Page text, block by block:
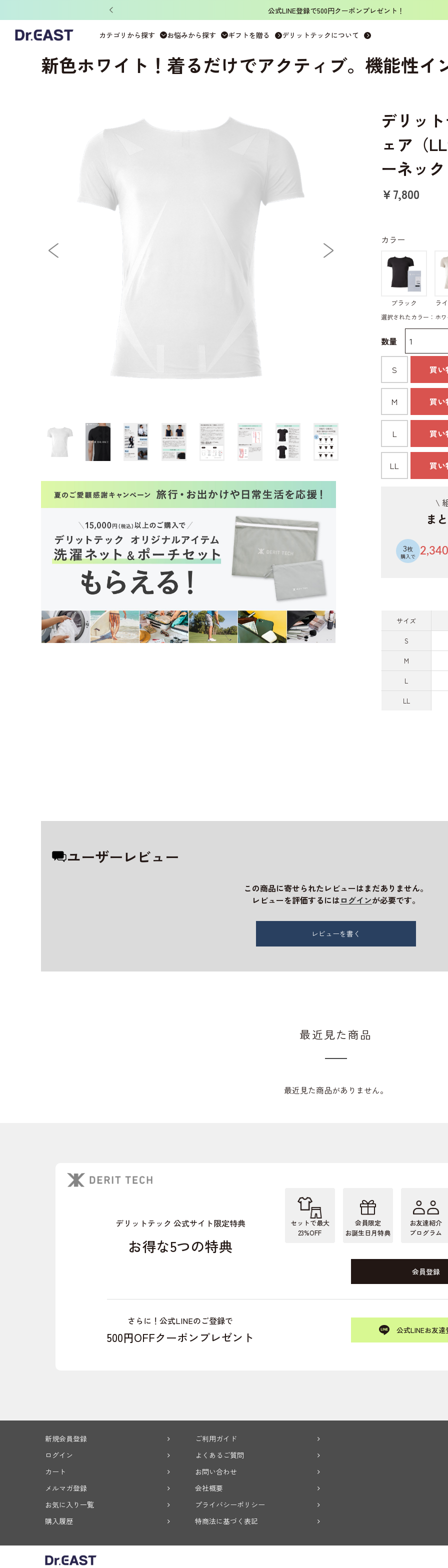
公式LINE登録で500円クーポンプレゼント！
カテゴリから探す お悩みから探す ギフトを贈る デリットテックについて
DERIT TECH デリットテック 機能性インナーウェア（LLサイズ） ホワイト
新色ホワイト！着るだけでアクティブ。機能性イ
デリッ
ェア（
ーネッ
￥7,800
\
ま
3枚
購入で 2,340
サイズ
S
M
L
LL
カラー
ブラック ラ
選択されたカラー：ホワ
数量
S 買い
M 買い
L 買い
LL 買い
ユーザーレビュー
この商品に寄せられたレビューはまだありません。
レビューを評価するにはログインが必要です。
レビューを書く
最近見た商品
最近見た商品がありません。
デリットテック 公式サイト限定特典
お得な5つの特典
セットで最大
23%OFF
会員限定
お誕生日月特典
お友達紹介
プログラム
会員登録
さらに！公式LINEのご登録で
500円OFFクーポンプレゼント 公式LINEお友達
新規会員登録
ご利用ガイド
ログイン
よくあるご質問
カート
お問い合わせ
メルマガ登録
会社概要
お気に入り一覧
プライバシーポリシー
購入履歴
特商法に基づく表記